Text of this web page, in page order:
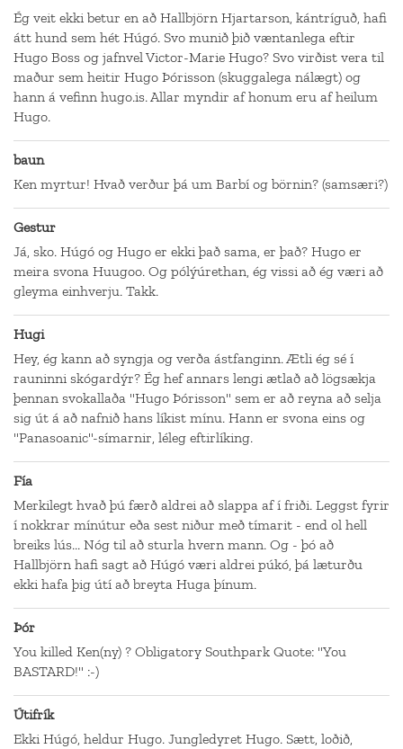
Ég veit ekki betur en að Hallbjörn Hjartarson, kántríguð, hafi
átt hund sem hét Húgó. Svo munið þið væntanlega eftir
Hugo Boss og jafnvel Victor-Marie Hugo? Svo virðist vera til
maður sem heitir Hugo Þórisson (skuggalega nálægt) og
hann á vefinn hugo.is. Allar myndir af honum eru af heilum
Hugo.
baun
Ken myrtur! Hvað verður þá um Barbí og börnin? (samsæri?)
Gestur
Já, sko. Húgó og Hugo er ekki það sama, er það? Hugo er
meira svona Huugoo. Og pólýúrethan, ég vissi að ég væri að
gleyma einhverju. Takk.
Hugi
Hey, ég kann að syngja og verða ástfanginn. Ætli ég sé í
rauninni skógardýr? Ég hef annars lengi ætlað að lögsækja
þennan svokallaða "Hugo Þórisson" sem er að reyna að selja
sig út á að nafnið hans líkist mínu. Hann er svona eins og
"Panasoanic"-símarnir, léleg eftirlíking.
Fía
Merkilegt hvað þú færð aldrei að slappa af í friði. Leggst fyrir
í nokkrar mínútur eða sest niður með tímarit - end ol hell
breiks lús... Nóg til að sturla hvern mann. Og - þó að
Hallbjörn hafi sagt að Húgó væri aldrei púkó, þá læturðu
ekki hafa þig útí að breyta Huga þínum.
Þór
You killed Ken(ny) ? Obligatory Southpark Quote: "You
BASTARD!" :-)
Útifrík
Ekki Húgó, heldur Hugo. Jungledyret Hugo. Sætt, loðið,